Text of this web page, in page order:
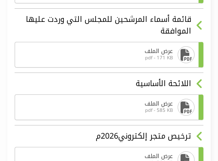
قائمة أسماء المرشحين للمجلس التي وردت عليها
الموافقة
عرض الملف
pdf - 171 KB
اللائحة الأساسية
عرض الملف
pdf - 585 KB
ترخيص متجر إلكتروني2026م
عرض الملف